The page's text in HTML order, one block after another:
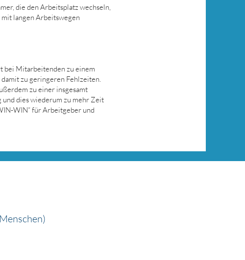
die den Arbeitsplatz wechseln,
langen Arbeitswegen
bei Mitarbeitenden zu einem
zu geringeren Fehlzeiten.
zu einer insgesamt
dies wiederum zu mehr Zeit
WIN“ für Arbeitgeber und